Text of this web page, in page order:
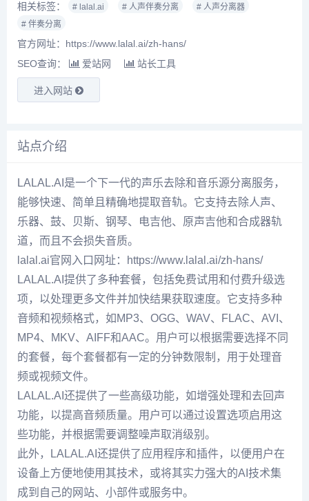
相关标签：
# lalal.ai # 人声伴奏分离
# 人声分离器
# 伴奏分离
官方网址：https://www.lalal.ai/zh-hans/
SEO查询：
爱站网 站长工具
进入网站
站点介绍
LALAL.AI是一个下一代的声乐去除和音乐源分离服务，
能够快速、简单且精确地提取音轨。它支持去除人声、
乐器、鼓、贝斯、钢琴、电吉他、原声吉他和合成器轨
道，而且不会损失音质。
lalal.ai官网入口网址：https://www.lalal.ai/zh-hans/
LALAL.AI提供了多种套餐，包括免费试用和付费升级选
项，以处理更多文件并加快结果获取速度。它支持多种
音频和视频格式，如MP3、OGG、WAV、FLAC、AVI、
MP4、MKV、AIFF和AAC。用户可以根据需要选择不同
的套餐，每个套餐都有一定的分钟数限制，用于处理音
频或视频文件。
LALAL.AI还提供了一些高级功能，如增强处理和去回声
功能，以提高音频质量。用户可以通过设置选项启用这
些功能，并根据需要调整噪声取消级别。
此外，LALAL.AI还提供了应用程序和插件，以便用户在
设备上方便地使用其技术，或将其实力强大的AI技术集
成到自己的网站、小部件或服务中。